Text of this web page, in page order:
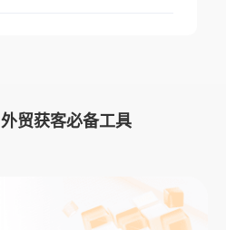
外贸获客必备工具